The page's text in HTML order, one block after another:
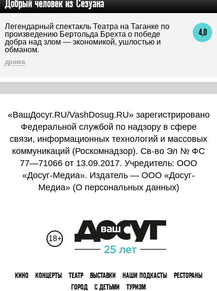
Добрый человек из Сезуана
4,0
Легендарный спектакль Театра на Таганке по
произведению Бертольда Брехта о победе
добра над злом — экономикой, ушлостью и
обманом.
драма
«ВашДосуг.RU/VashDosug.RU» зарегистрировано
Федеральной службой по надзору в сфере
связи, информационных технологий и массовых
коммуникаций (Роскомнадзор). Св-во Эл № ФС
77—71066 от 13.09.2017. Учредитель: ООО
«Досуг-Медиа». Издатель — ООО «Досуг-
Медиа» (О персональных данных)
18+
КИНО КОНЦЕРТЫ ТЕАТР ВЫСТАВКИ НАШИ ПОДКАСТЫ
РЕСТОРАНЫ
ГОРОД
С ДЕТЬМИ ТУРИЗМ